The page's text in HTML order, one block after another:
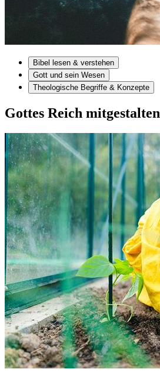
Bibel lesen & verstehen
Gott und sein Wesen
Theologische Begriffe & Konzepte
Gottes Reich mitgestalten